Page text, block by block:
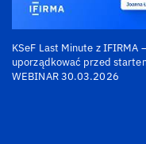
KSeF Last Minute z IFIRMA
uporządkować przed
WEBINAR 30.03.2026